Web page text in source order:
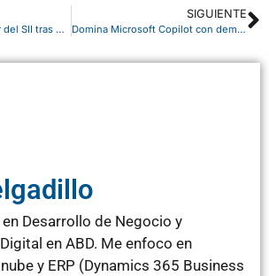
Hacienda permite salir del SII tras el retraso de Verifactu
SIGUIENTE
Domina Microsoft Copilot con demos reales y agentes de IA
Desarrollo de Negocio y
en ABD. Me enfoco en
y ERP (Dynamics 365 Business